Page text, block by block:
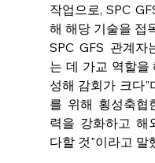
작업으로, SPC
해 해당 기술을 접
SPC GFS 관계자
는 데 가교 역할을
성해 감회가 크다"
를 위해 횡성축협
력을 강화하고 해
다할 것"이라고 말